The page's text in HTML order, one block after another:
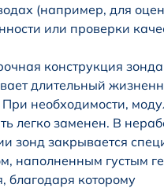
(например, для
или проверки
конструкция зонда
длительный
необходимости,
легко заменен. В
зонд закрывается
наполненным густым
благодаря которому